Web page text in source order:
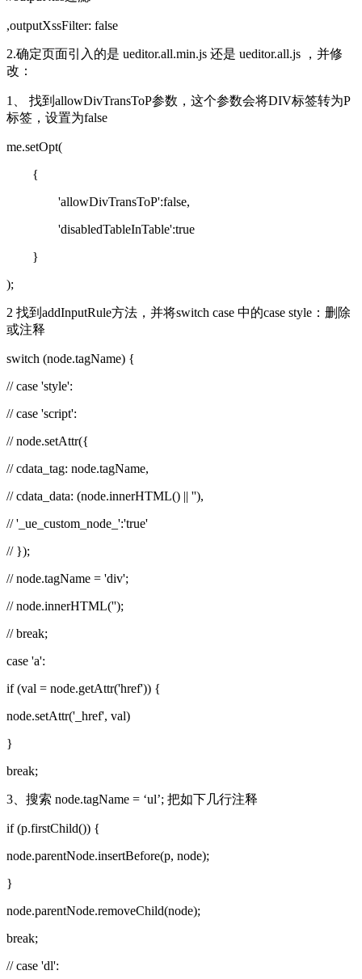
,outputXssFilter: false
2.确定页面引入的是 ueditor.all.min.js 还是 ueditor.all.js ，并修
改：
1、 找到allowDivTransToP参数，这个参数会将DIV标签转为P
标签，设置为false
me.setOpt(
{
'allowDivTransToP':false,
'disabledTableInTable':true
}
);
2 找到addInputRule方法，并将switch case 中的case style：删除
或注释
switch (node.tagName) {
// case 'style':
// case 'script':
// node.setAttr({
// cdata_tag: node.tagName,
// cdata_data: (node.innerHTML() || ''),
// '_ue_custom_node_':'true'
// });
// node.tagName = 'div';
// node.innerHTML('');
// break;
case 'a':
if (val = node.getAttr('href')) {
node.setAttr('_href', val)
}
break;
3、搜索 node.tagName = ‘ul’; 把如下几行注释
if (p.firstChild()) {
node.parentNode.insertBefore(p, node);
}
node.parentNode.removeChild(node);
break;
// case 'dl':